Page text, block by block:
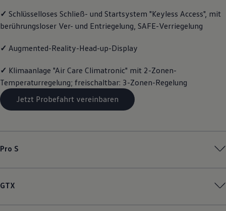
Räder und Reifen
Pannen- und Unfallhilfe
Volkswagen Teile
Zubehör
Schutz und Pflege
Transport
Entertainment und Elektronik
Individualisieren
Wallbox und Ladekabel
✓ Schlüsselloses Schließ- und Startsystem "Keyless Access", mit
berührungsloser Ver- und Entriegelung, SAFE-Verriegelung
✓ Augmented-Reality-Head-up-Display
✓ Klimaanlage "Air Care Climatronic" mit 2-Zonen-
Temperaturregelung; freischaltbar: 3-Zonen-Regelung
Jetzt Probefahrt vereinbaren
Pro S
GTX